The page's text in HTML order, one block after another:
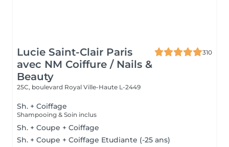
Lucie Saint-Clair Paris
avec NM Coiffure / Nails &
Beauty
310
25C, boulevard Royal Ville-Haute L-2449
Sh. + Coiffage
Shampooing & Soin inclus
Sh. + Coupe + Coiffage
Sh. + Coupe + Coiffage Etudiante (-25 ans)